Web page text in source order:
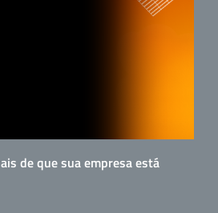
de que sua empresa está